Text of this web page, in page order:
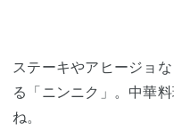
ステーキやアヒージョ
る「ニンニク」。中華
ね。